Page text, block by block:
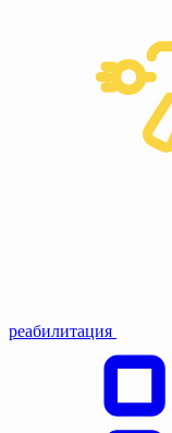
реабилитация